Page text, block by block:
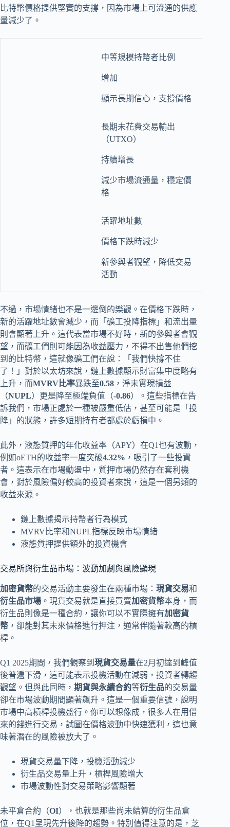
比特幣價格提供堅實的支撐，因為市場上可流通的供應
量減少了。
中等規模持幣者比例
增加
顯示長期信心，支撐價格
長期未花費交易輸出
（UTXO）
持續增長
減少市場流通量，穩定價
格
活躍地址數
價格下跌時減少
新參與者觀望，降低交易
活動
不過，市場情緒也不是一邊倒的樂觀。在價格下跌時，
新的活躍地址數會減少，而「礦工投降指標」和流出量
則會顯著上升。這代表當市場不好時，新的參與者會觀
望，而礦工們則可能因為收益壓力，不得不出售他們挖
到的比特幣，這就像礦工們在說：「我們快撐不住
了！」對於以太坊來說，鏈上數據顯示財富集中度略有
上升，而MVRV比率暴跌至0.58 ，淨未實現損益
（NUPL）更是降至極端負值（-0.86）。這些指標在告
訴我們，市場正處於一種被嚴重低估，甚至可能是「投
降」的狀態，許多短期持有者都處於虧損中。
此外，液態質押的年化收益率（APY）在Q1也有波動，
例如oETH的收益率一度突破4.32% ，吸引了一些投資
者。這表示在市場動盪中，質押市場仍然存在套利機
會，對於風險偏好較高的投資者來說，這是一個另類的
收益來源。
鏈上數據揭示持幣者行為模式
MVRV比率和NUPL指標反映市場情緒
液態質押提供額外的投資機會
交易所與衍生品市場：波動加劇與風險顯現
加密貨幣的交易活動主要發生在兩種市場： 現貨交易和
衍生品市場 。現貨交易就是直接買賣加密貨幣本身，而
衍生品則像是一種合約，讓你可以不實際擁有加密貨
幣 ，卻能對其未來價格進行押注，通常伴隨著較高的槓
桿。
Q1 2025期間，我們觀察到 現貨交易量在2月初達到峰值
後普遍下滑，這可能表示投機活動在減弱，投資者轉趨
觀望。但與此同時， 期貨與永續合約等衍生品的交易量
卻在市場波動期間顯著飆升。這是一個重要信號，說明
市場中高槓桿投機盛行。你可以想像成，很多人在用借
來的錢進行交易，試圖在價格波動中快速獲利，這也意
味著潛在的風險被放大了。
現貨交易量下降，投機活動減少
衍生品交易量上升，槓桿風險增大
市場波動性對交易策略影響顯著
未平倉合約（OI），也就是那些尚未結算的衍生品倉
位，在Q1呈現先升後降的趨勢。特別值得注意的是，芝